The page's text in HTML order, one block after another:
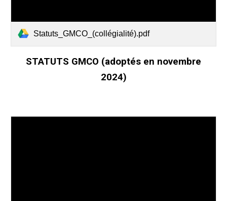
Statuts_GMCO_(collégialité).pdf
STATUTS GMCO (adoptés en novembre
2024)